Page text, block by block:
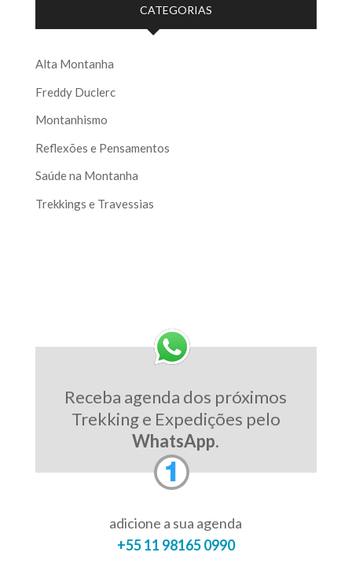
CATEGORIAS
Alta Montanha
Freddy Duclerc
Montanhismo
Reflexões e Pensamentos
Saúde na Montanha
Trekkings e Travessias
Receba agenda dos próximos
Trekking e Expedições pelo
WhatsApp.
adicione a sua agenda
+55 11 98165 0990